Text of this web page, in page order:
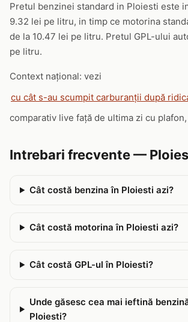
Pretul benzinei standard in Ploiesti este
9.32 lei pe litru, in timp ce motorina
de la 10.47 lei pe litru. Pretul GPL-ului
pe litru.
Context național: vezi
cu cât s-au scumpit carburanții după
comparativ live față de ultima zi cu
Intrebari frecvente —
Cât costă benzina în Ploiesti azi?
Cât costă motorina în Ploiesti azi?
Cât costă GPL-ul în Ploiesti?
Unde găsesc cea mai ieftină
Ploiesti?